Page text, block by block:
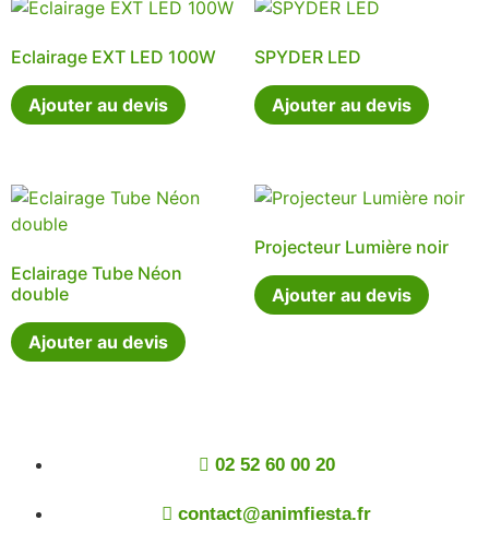
Eclairage EXT LED 100W
Ajouter au devis
SPYDER LED
Ajouter au devis
Eclairage Tube Néon
double
Ajouter au devis
Projecteur Lumière noir
Ajouter au devis
02 52 60 00 20
contact@animfiesta.fr